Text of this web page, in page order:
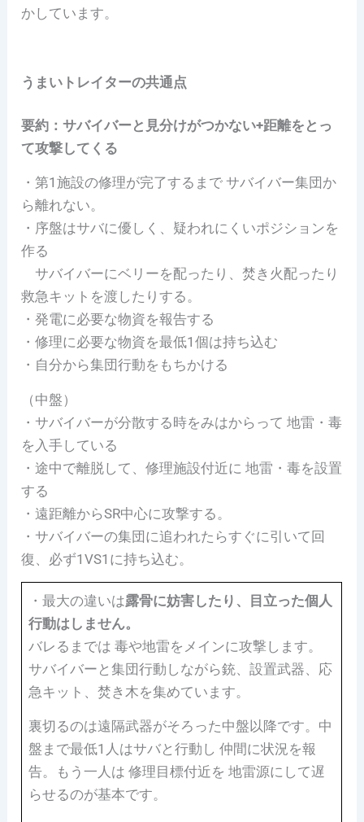
かしています。
うまいトレイターの共通点
要約：サバイバーと見分けがつかない+距離をとっ
て攻撃してくる
・第1施設の修理が完了するまで サバイバー集団か
ら離れない。
・序盤はサバに優しく、疑われにくいポジションを
作る
サバイバーにベリーを配ったり、焚き火配ったり
救急キットを渡したりする。
・発電に必要な物資を報告する
・修理に必要な物資を最低1個は持ち込む
・自分から集団行動をもちかける
（中盤）
・サバイバーが分散する時をみはからって 地雷・毒
を入手している
・途中で離脱して、修理施設付近に 地雷・毒を設置
する
・遠距離からSR中心に攻撃する。
・サバイバーの集団に追われたらすぐに引いて回
復、必ず1VS1に持ち込む。
・最大の違いは露骨に妨害したり、目立った個人
行動はしません。
バレるまでは 毒や地雷をメインに攻撃します。
サバイバーと集団行動しながら銃、設置武器、応
急キット、焚き木を集めています。
裏切るのは遠隔武器がそろった中盤以降です。中
盤まで最低1人はサバと行動し 仲間に状況を報
告。もう一人は 修理目標付近を 地雷源にして遅
らせるのが基本です。